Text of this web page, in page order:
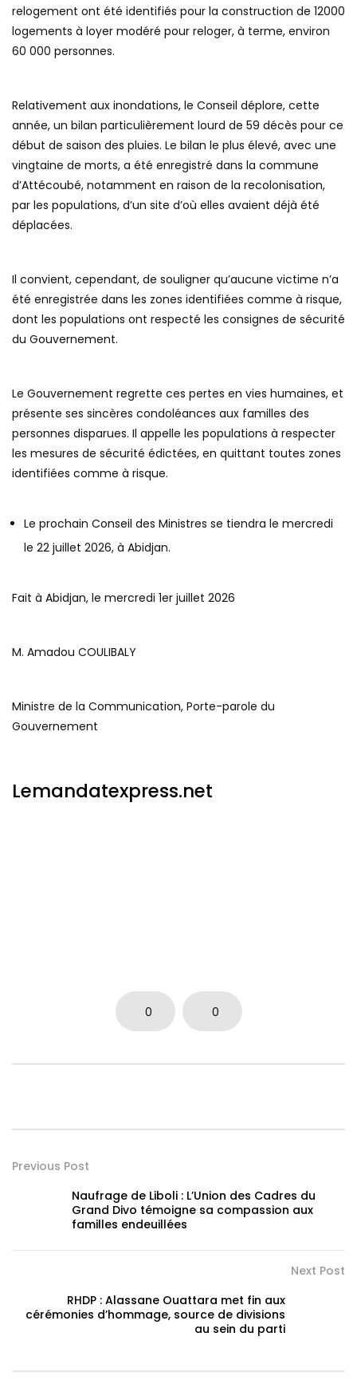
relogement ont été identifiés pour la construction de 12000
logements à loyer modéré pour reloger, à terme, environ
60 000 personnes.
Relativement aux inondations, le Conseil déplore, cette
année, un bilan particulièrement lourd de 59 décès pour ce
début de saison des pluies. Le bilan le plus élevé, avec une
vingtaine de morts, a été enregistré dans la commune
d’Attécoubé, notamment en raison de la recolonisation,
par les populations, d’un site d’où elles avaient déjà été
déplacées.
Il convient, cependant, de souligner qu’aucune victime n’a
été enregistrée dans les zones identifiées comme à risque,
dont les populations ont respecté les consignes de sécurité
du Gouvernement.
Le Gouvernement regrette ces pertes en vies humaines, et
présente ses sincères condoléances aux familles des
personnes disparues. Il appelle les populations à respecter
les mesures de sécurité édictées, en quittant toutes zones
identifiées comme à risque.
Le prochain Conseil des Ministres se tiendra le mercredi
le 22 juillet 2026, à Abidjan.
Fait à Abidjan, le mercredi 1er juillet 2026
M. Amadou COULIBALY
Ministre de la Communication, Porte-parole du
Gouvernement
Lemandatexpress.net
0 0
Previous Post
Naufrage de Liboli : L’Union des Cadres du
Grand Divo témoigne sa compassion aux
familles endeuillées
Next Post
RHDP : Alassane Ouattara met fin aux
cérémonies d’hommage, source de divisions
au sein du parti